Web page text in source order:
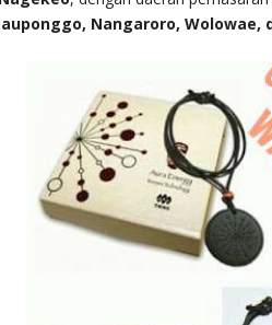
Nangaroro, Wolowae,